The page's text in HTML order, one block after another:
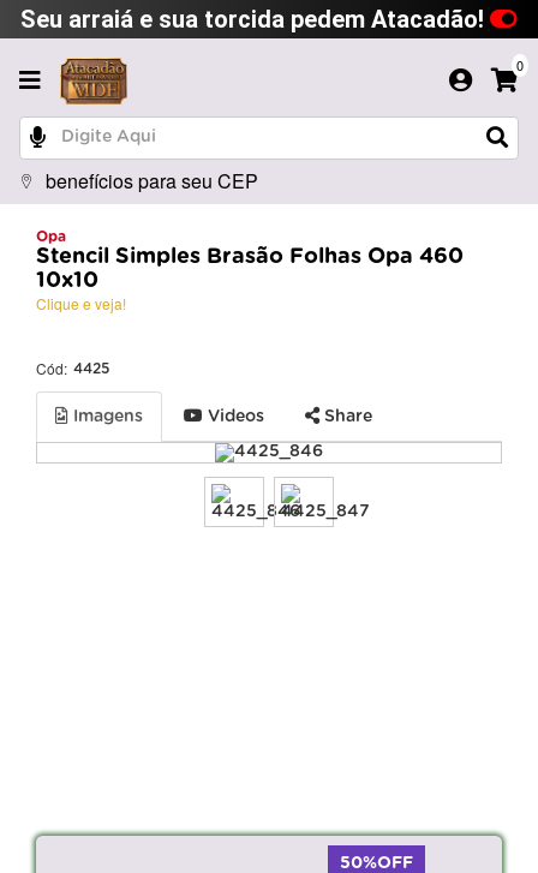
Seu arraiá e sua torcida pedem Atacadão!
0
benefícios para seu CEP
Opa
Stencil Simples Brasão Folhas Opa 460
10x10
Clique e veja!
Cód: 4425
Imagens Videos Share
50%OFF